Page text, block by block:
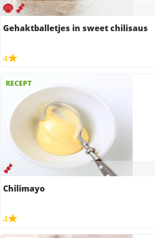
Gehaktballetjes in sweet chilisaus
4
RECEPT
Chilimayo
4